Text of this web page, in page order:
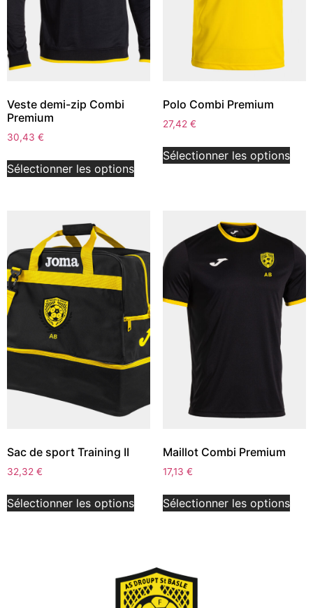
Veste demi-zip Combi
Premium
30,43 €
Sélectionner les options
Polo Combi Premium
27,42 €
Sélectionner les options
Sac de sport Training II
32,32 €
Sélectionner les options
Maillot Combi Premium
17,13 €
Sélectionner les options